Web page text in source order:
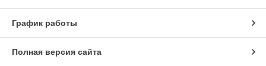
График работы
Полная версия сайта